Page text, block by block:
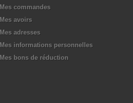
Mes commandes
Mes avoirs
Mes adresses
Mes informations personnelles
Mes bons de réduction